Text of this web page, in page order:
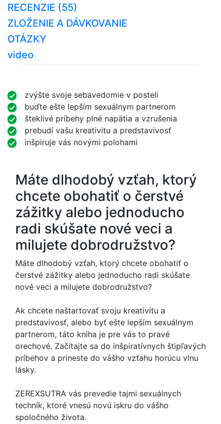
RECENZIE (55)
ZLOŽENIE A DÁVKOVANIE
OTÁZKY
video
zvýšte svoje sebavedomie v posteli
buďte ešte lepším sexuálnym partnerom
šteklivé príbehy plné napätia a vzrušenia
prebudí vašu kreativitu a predstavivosť
inšpiruje vás novými polohami
Máte dlhodobý vzťah, ktorý
chcete obohatiť o čerstvé
zážitky alebo jednoducho
radi skúšate nové veci a
milujete dobrodružstvo?
Máte dlhodobý vzťah, ktorý chcete obohatiť o
čerstvé zážitky alebo jednoducho radi skúšate
nové veci a milujete dobrodružstvo?
Ak chcete naštartovať svoju kreativitu a
predstavivosť, alebo byť ešte lepším sexuálnym
partnerom, táto kniha je pre vás to pravé
orechové. Začítajte sa do inšpiratívnych štipľavých
príbehov a prineste do vášho vzťahu horúcu vlnu
lásky.
ZEREXSUTRA vás prevedie tajmi sexuálnych
techník, ktoré vnesú novú iskru do vášho
spoločného života.